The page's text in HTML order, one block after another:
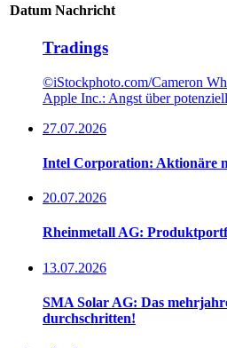
Datum Nachricht
Tradings
©iStockphoto.com/Cameron
Apple Inc.: Angst über
27.07.2026
Intel Corporation: Aktionäre
20.07.2026
Rheinmetall AG:
13.07.2026
SMA Solar AG: Das
durchschritten!